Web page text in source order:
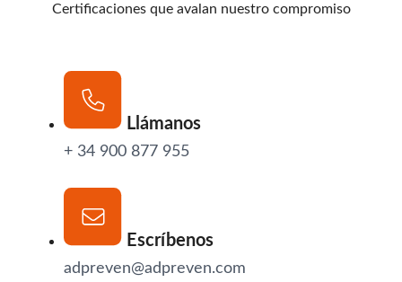
Certificaciones que avalan nuestro compromiso
Llámanos
+ 34 900 877 955
Escríbenos
adpreven@adpreven.com